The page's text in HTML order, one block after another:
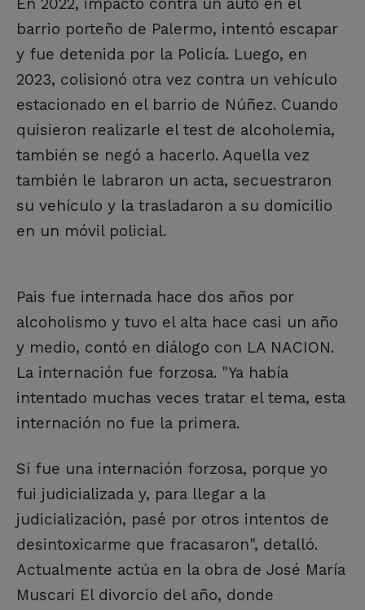
En 2022, impactó contra un auto en el
barrio porteño de Palermo, intentó escapar
y fue detenida por la Policía. Luego, en
2023, colisionó otra vez contra un vehículo
estacionado en el barrio de Núñez. Cuando
quisieron realizarle el test de alcoholemia,
también se negó a hacerlo. Aquella vez
también le labraron un acta, secuestraron
su vehículo y la trasladaron a su domicilio
en un móvil policial.
Pais fue internada hace dos años por
alcoholismo y tuvo el alta hace casi un año
y medio, contó en diálogo con LA NACION.
La internación fue forzosa. "Ya había
intentado muchas veces tratar el tema, esta
internación no fue la primera.
Sí fue una internación forzosa, porque yo
fui judicializada y, para llegar a la
judicialización, pasé por otros intentos de
desintoxicarme que fracasaron", detalló.
Actualmente actúa en la obra de José María
Muscari El divorcio del año, donde